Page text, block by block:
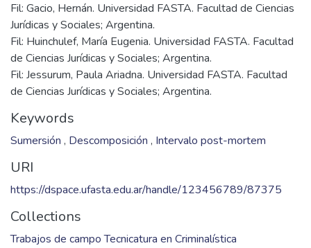
Fil: Gacio, Hernán. Universidad FASTA. Facultad de Ciencias
Jurídicas y Sociales; Argentina.
Fil: Huinchulef, María Eugenia. Universidad FASTA. Facultad
de Ciencias Jurídicas y Sociales; Argentina.
Fil: Jessurum, Paula Ariadna. Universidad FASTA. Facultad
de Ciencias Jurídicas y Sociales; Argentina.
Keywords
Sumersión , Descomposición , Intervalo post-mortem
URI
https://dspace.ufasta.edu.ar/handle/123456789/87375
Collections
Trabajos de campo Tecnicatura en Criminalística